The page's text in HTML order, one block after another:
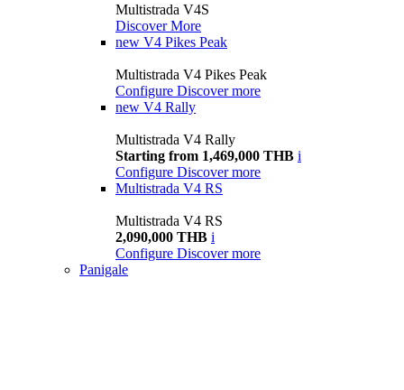
Multistrada V4S
Discover More
new V4 Pikes Peak
Multistrada V4 Pikes Peak
Configure Discover more
new V4 Rally
Multistrada V4 Rally
Starting from 1,469,000 THB i
Configure Discover more
Multistrada V4 RS
Multistrada V4 RS
2,090,000 THB i
Configure Discover more
Panigale